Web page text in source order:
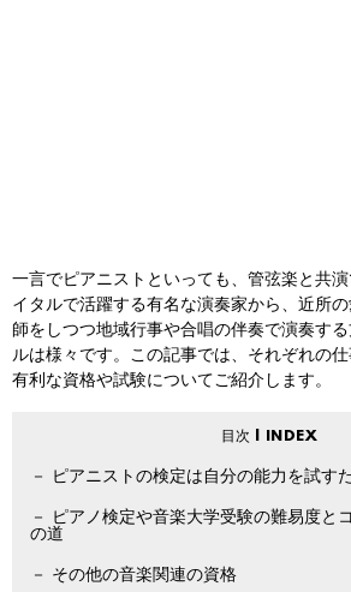
一言でピアニストといっても、管弦楽と共
イタルで活躍する有名な演奏家から、近所
師をしつつ地域行事や合唱の伴奏で演奏す
ルは様々です。この記事では、それぞれの
有利な資格や試験についてご紹介します。
ピアニストの検定は自分の能力を試す
ピアノ検定や音楽大学受験の難易度と
の道
その他の音楽関連の資格